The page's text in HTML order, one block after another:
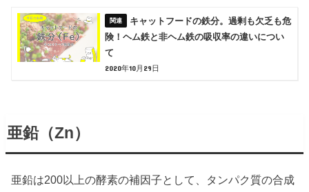
キャットフードの鉄分。過剰も欠乏も危
険！ヘム鉄と非ヘム鉄の吸収率の違いについ
て
2020年10月29日
亜鉛（Zn）
亜鉛は200以上の酵素の補因子として、タンパク質の合成